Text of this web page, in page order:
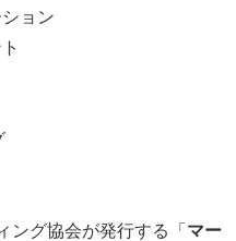
ョン
ング協会が発行する「 マー